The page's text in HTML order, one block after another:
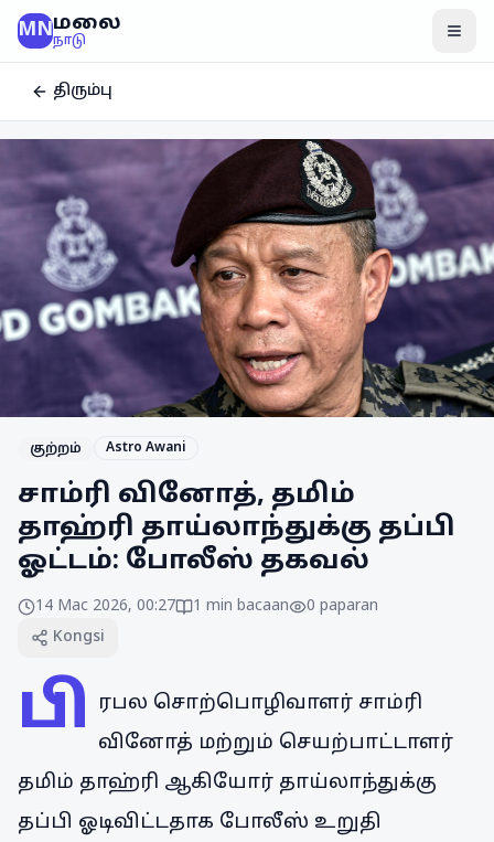
MNமலை
நாடு
திரும்பு
குற்றம் Astro Awani
சாம்ரி வினோத், தமிம்
தாஹ்ரி தாய்லாந்துக்கு தப்பி
ஓட்டம்: போலீஸ் தகவல்
14 Mac 2026, 00:27 1 min bacaan 0 paparan
Kongsi
பி
ரபல சொற்பொழிவாளர் சாம்ரி
வினோத் மற்றும் செயற்பாட்டாளர்
தமிம் தாஹ்ரி ஆகியோர் தாய்லாந்துக்கு
தப்பி ஓடிவிட்டதாக போலீஸ் உறுதி